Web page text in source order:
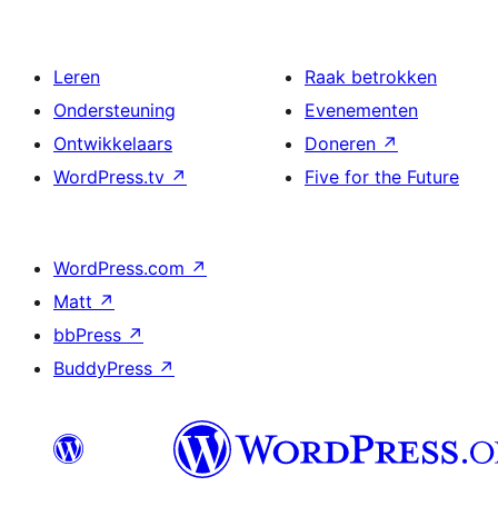
Leren
Ondersteuning
Ontwikkelaars
WordPress.tv ↗
Raak betrokken
Evenementen
Doneren ↗
Five for the Future
WordPress.com ↗
Matt ↗
bbPress ↗
BuddyPress ↗